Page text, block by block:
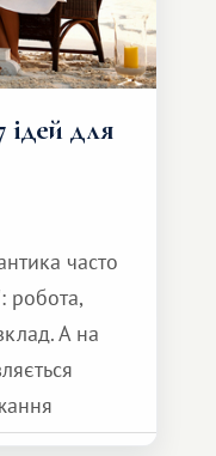
ідей для
часто
робота,
А на
щось